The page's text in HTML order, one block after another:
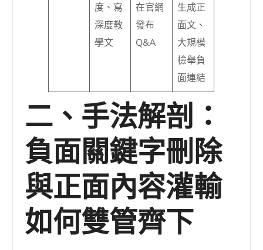
度、寫
深度教
學文
在官網
發布
Q&A
生成正
面文、
大規模
檢舉負
面連結
二、手法解剖：
負面關鍵字刪除
與正面內容灌輸
如何雙管齊下